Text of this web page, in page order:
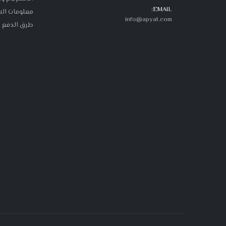
EMAIL:
info@apyat.com
معلومات
طرق الدفع